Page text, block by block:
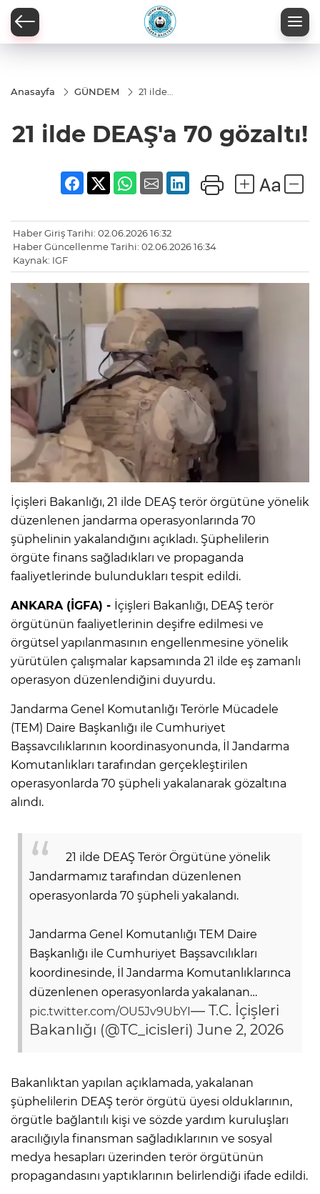
Anasayfa GÜNDEM
21 ilde
gözaltı!
21 ilde DEAŞ'a 70 gözaltı!
Haber Giriş Tarihi: 02.06.2026 16:32
Haber Güncellenme Tarihi: 02.06.2026 16:34
Kaynak: IGF
İçişleri Bakanlığı, 21 ilde DEAŞ terör örgütüne yönelik
düzenlenen jandarma operasyonlarında 70
şüphelinin yakalandığını açıkladı. Şüphelilerin
örgüte finans sağladıkları ve propaganda
faaliyetlerinde bulundukları tespit edildi.
ANKARA (İGFA) - İçişleri Bakanlığı, DEAŞ terör
örgütünün faaliyetlerinin deşifre edilmesi ve
örgütsel yapılanmasının engellenmesine yönelik
yürütülen çalışmalar kapsamında 21 ilde eş zamanlı
operasyon düzenlendiğini duyurdu.
Jandarma Genel Komutanlığı Terörle Mücadele
(TEM) Daire Başkanlığı ile Cumhuriyet
Başsavcılıklarının koordinasyonunda, İl Jandarma
Komutanlıkları tarafından gerçekleştirilen
operasyonlarda 70 şüpheli yakalanarak gözaltına
alındı.
21 ilde DEAŞ Terör Örgütüne yönelik
Jandarmamız tarafından düzenlenen
operasyonlarda 70 şüpheli yakalandı.
Jandarma Genel Komutanlığı TEM Daire
Başkanlığı ile Cumhuriyet Başsavcılıkları
koordinesinde, İl Jandarma Komutanlıklarınca
düzenlenen operasyonlarda yakalanan…
pic.twitter.com/OU5Jv9UbYI— T.C. İçişleri
Bakanlığı (@TC_icisleri) June 2, 2026
Bakanlıktan yapılan açıklamada, yakalanan
şüphelilerin DEAŞ terör örgütü üyesi olduklarının,
örgütle bağlantılı kişi ve sözde yardım kuruluşları
aracılığıyla finansman sağladıklarının ve sosyal
medya hesapları üzerinden terör örgütünün
propagandasını yaptıklarının belirlendiği ifade edildi.